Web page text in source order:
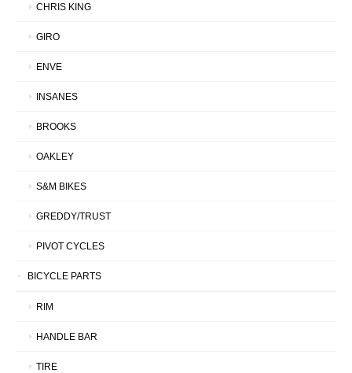
CHRIS KING
GIRO
ENVE
INSANES
BROOKS
OAKLEY
S&M BIKES
GREDDY/TRUST
PIVOT CYCLES
BICYCLE PARTS
RIM
HANDLE BAR
TIRE